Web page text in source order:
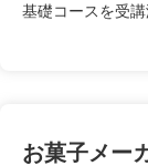
基礎コースを受
お菓子メー